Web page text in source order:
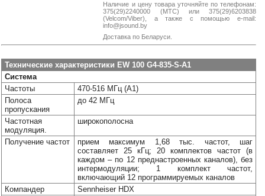
Наличие и цену товара уточняйте по телефонам:
375(29)2240000 (МТС) или 375(29)6203838
(Velcom/Viber), а также с помощью e-mail:
info@jsound.by
Доставка по Беларуси.
Технические характеристики EW 100 G4-835-S-A1
Система
Частоты
470-516 МГц (A1)
Полоса
пропускания
до 42 МГц
Частотная
модуляция.
широкополосна
Получение частот
прием максимум 1,68 тыс. частот, шаг
составляет 25 кГц; 20 комплектов частот (в
каждом – по 12 преднастроенных каналов), без
интермодуляции; 1 комплект частот,
включающий 12 программируемых каналов
Компандер
Sennheiser HDX